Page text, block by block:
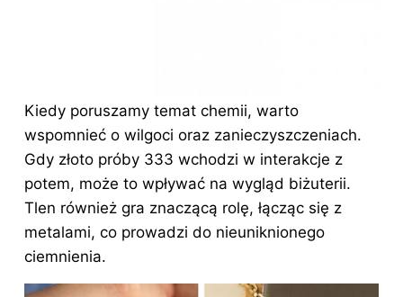
Kiedy poruszamy temat chemii, warto
wspomnieć o wilgoci oraz zanieczyszczeniach.
Gdy złoto próby 333 wchodzi w interakcje z
potem, może to wpływać na wygląd biżuterii.
Tlen również gra znaczącą rolę, łącząc się z
metalami, co prowadzi do nieuniknionego
ciemnienia.